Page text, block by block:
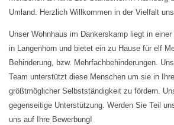
Umland. Herzlich Willkommen in der Vielfalt
Unser Wohnhaus im Dankerskamp liegt in
in Langenhorn und bietet ein zu Hause für elf
Behinderung, bzw. Mehrfachbehinderungen.
Team unterstützt diese Menschen um sie in
größtmöglicher Selbstständigkeit zu fördern.
gegenseitige Unterstützung. Werden Sie Teil
uns auf Ihre Bewerbung!